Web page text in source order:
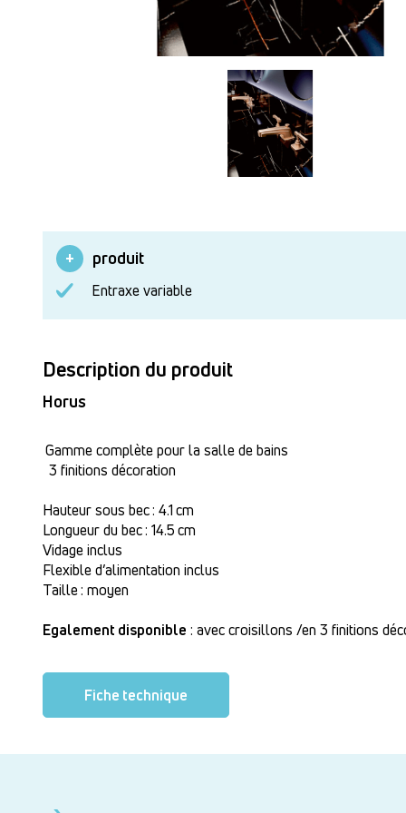
produit
Entraxe variable
Description du produit
Horus
Gamme complète pour la salle de bains
3 finitions décoration
Hauteur sous bec : 4.1 cm
Longueur du bec : 14.5 cm
Vidage inclus
Flexible d’alimentation inclus
Taille : moyen
Egalement disponible : avec croisillons /en 3 finitions
Fiche technique